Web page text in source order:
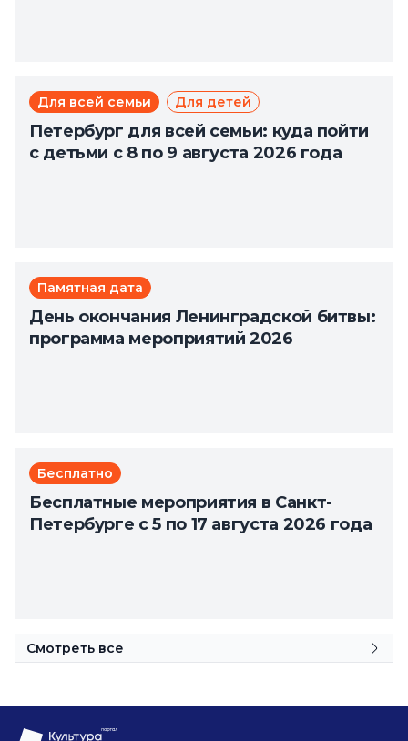
Для всей семьи Для детей
Петербург для всей семьи: куда пойти
с детьми с 8 по 9 августа 2026 года
Памятная дата
День окончания Ленинградской битвы:
программа мероприятий 2026
Бесплатно
Бесплатные мероприятия в Санкт-
Петербурге с 5 по 17 августа 2026 года
Смотреть все